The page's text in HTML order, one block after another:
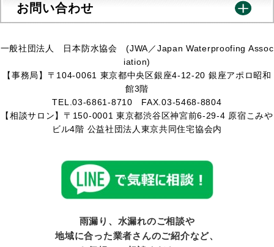
お問い合わせ
一般社団法人 日本防水協会 (JWA／Japan Waterproofing Assoc
iation)
【事務局】〒104-0061 東京都中央区銀座4-12-20 銀座アポロ昭和
館3階
TEL.03-6861-8710 FAX.03-5468-8804
【相談サロン】〒150-0001 東京都渋谷区神宮前6-29-4 原宿こみや
ビル4階 公益社団法人東京共同住宅協会内
雨漏り、水漏れのご相談や
地域に合った業者さんのご紹介など、